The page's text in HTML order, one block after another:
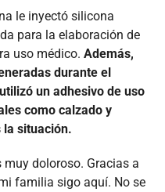
le inyectó silicona
para la elaboración de
uso médico. Además,
durante el
un adhesivo de uso
como calzado y
la situación.
muy doloroso. Gracias a
familia sigo aquí. No se